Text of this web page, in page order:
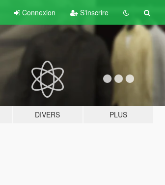
Connexion S'inscrire
DIVERS PLUS